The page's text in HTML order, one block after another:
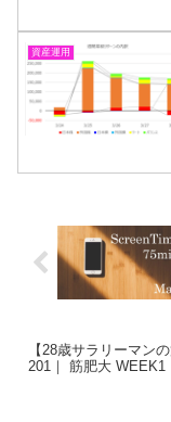
資産運用
【28歳サラリーマン
201｜ 筋肥大 WEEK1